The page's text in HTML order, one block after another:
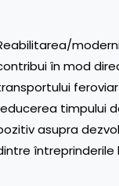
în mod
timpului
asupra
întreprinderile